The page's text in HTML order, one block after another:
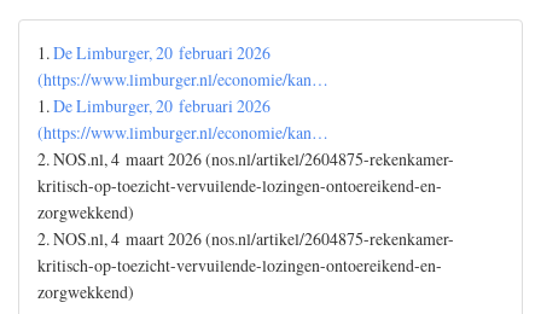
1.De Limburger, 20 februari 2026
(https://www.limburger.nl/economie/kan…
1.De Limburger, 20 februari 2026
(https://www.limburger.nl/economie/kan…
2. NOS.nl, 4 maart 2026 (nos.nl/artikel/2604875-rekenkamer-
kritisch-op-toezicht-vervuilende-lozingen-ontoereikend-en-
zorgwekkend)
2. NOS.nl, 4 maart 2026 (nos.nl/artikel/2604875-rekenkamer-
kritisch-op-toezicht-vervuilende-lozingen-ontoereikend-en-
zorgwekkend)